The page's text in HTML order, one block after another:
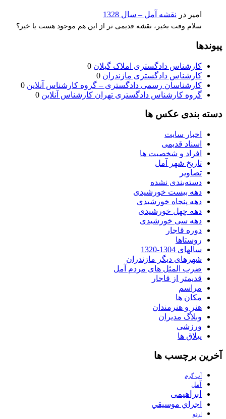
امیر در نقشه آمل – سال 1328
سلام وقت بخیر، نقشه قدیمی تر از این هم موجود هست یا خیر؟
پیوندها
کارشناس دادگستری املاک گیلان
کارشناس دادگستری مازندران
کارشناسان رسمی دادگستری – گروه کارشناس آنلاین
گروه کارشناس دادگستری تهران کارشناس آنلاین
دسته بندی عکس ها
اخبار سایت
اسناد قدیمی
افراد و شخصیت ها
تاریخ شهر آمل
تصاویر
دسته‌بندی نشده
دهه بیست خورشیدی
دهه پنجاه خورشیدی
دهه چهل خورشیدی
دهه سی خورشیدی
دوره قاجار
روستاها
سالهای 1304-1320
شهرهای دیگر مازندران
ضرب المثل های مردم آمل
قدیمتر از قاجار
مراسم
مکان ها
هنر و هنرمندان
وبلاگ مدیران
ورزشی
ییلاق ها
آخرین برچسب ها
آب گرم
آمل
ابراهیمی
اجراي موسيقي
اردو